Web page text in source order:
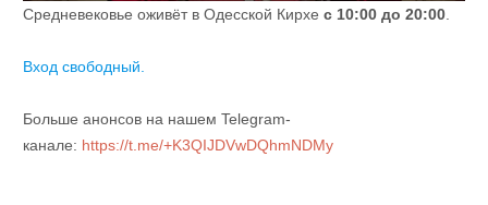
Средневековье оживёт в Одесской Кирхе с 10:00 до 20:00.
Вход свободный.
Больше анонсов на нашем Telegram-
канале: https://t.me/+K3QIJDVwDQhmNDMy